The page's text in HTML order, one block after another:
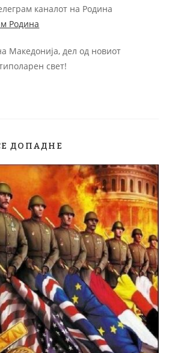
каналот на Родина
Родина
Македонија, дел од новиот
свет!
ДОПАДНЕ